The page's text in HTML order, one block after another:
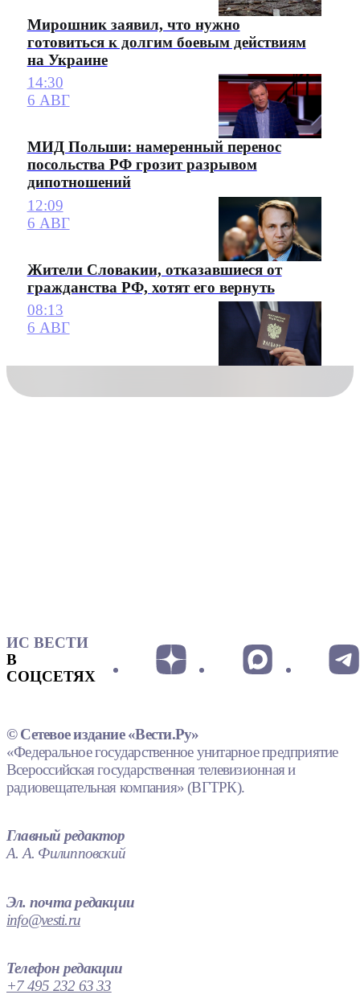
Мирошник заявил, что нужно
готовиться к долгим боевым действиям
на Украине
14:30
6 АВГ
МИД Польши: намеренный перенос
посольства РФ грозит разрывом
дипотношений
12:09
6 АВГ
Жители Словакии, отказавшиеся от
гражданства РФ, хотят его вернуть
08:13
6 АВГ
ИС ВЕСТИ
В
СОЦСЕТЯХ
© Сетевое издание «Вести.Ру»
«Федеральное государственное унитарное предприятие
Всероссийская государственная телевизионная и
радиовещательная компания» (ВГТРК).
Главный редактор
А. А. Филипповский
Эл. почта редакции
info@vesti.ru
Телефон редакции
+7 495 232 63 33